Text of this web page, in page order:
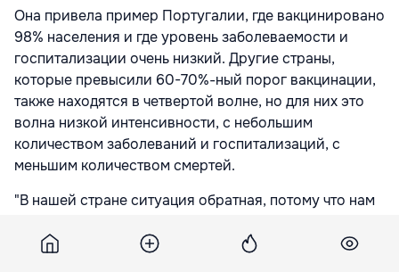
Она привела пример Португалии, где вакцинировано
98% населения и где уровень заболеваемости и
госпитализации очень низкий. Другие страны,
которые превысили 60-70%-ный порог вакцинации,
также находятся в четвертой волне, но для них это
волна низкой интенсивности, с небольшим
количеством заболеваний и госпитализаций, с
меньшим количеством смертей.
"В нашей стране ситуация обратная, потому что нам
ситуацию в стране влияют не только